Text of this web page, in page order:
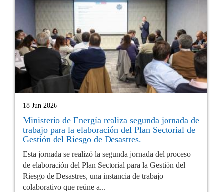
18 Jun 2026
Ministerio de Energía realiza segunda jornada de
trabajo para la elaboración del Plan Sectorial de
Gestión del Riesgo de Desastres.
Esta jornada se realizó la segunda jornada del proceso
de elaboración del Plan Sectorial para la Gestión del
Riesgo de Desastres, una instancia de trabajo
colaborativo que reúne a...